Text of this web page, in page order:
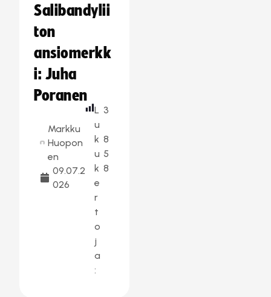
Salibandylii
ton
ansiomerkk
i: Juha
Poranen
Markku
Huopon
en
09.07.2
026
L
u
k
u
k
e
r
t
o
j
a
:
3
8
5
8